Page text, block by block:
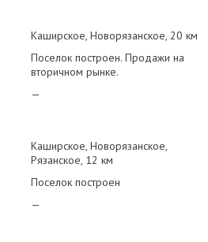
Каширское Новорязанское 20 км
Поселок построен. Продажи на
вторичном рынке.
—
Каширское Новорязанское
Рязанское 12 км
Поселок построен
—